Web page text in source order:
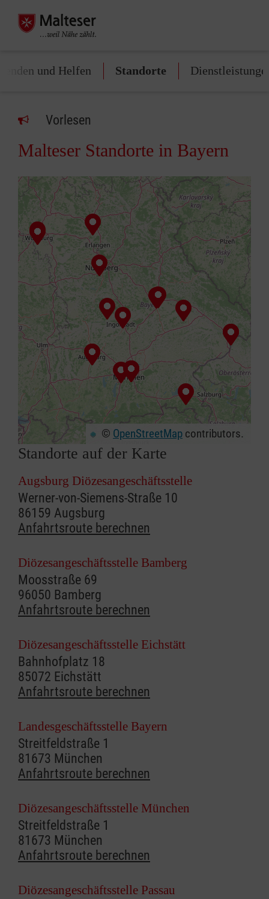
und Helfen Standorte
Vorlesen
Malteser Standorte in Bayern
+
−
© OpenStreetMap contributors.
Standorte auf der Karte
Augsburg Diözesangeschäftsstelle
Werner-von-Siemens-Straße 10
86159 Augsburg
Anfahrtsroute berechnen
Diözesangeschäftsstelle Bamberg
Moosstraße 69
96050 Bamberg
Anfahrtsroute berechnen
Diözesangeschäftsstelle Eichstätt
Bahnhofplatz 18
85072 Eichstätt
Anfahrtsroute berechnen
Landesgeschäftsstelle Bayern
Streitfeldstraße 1
81673 München
Anfahrtsroute berechnen
Diözesangeschäftsstelle München
Streitfeldstraße 1
81673 München
Anfahrtsroute berechnen
Diözesangeschäftsstelle Passau